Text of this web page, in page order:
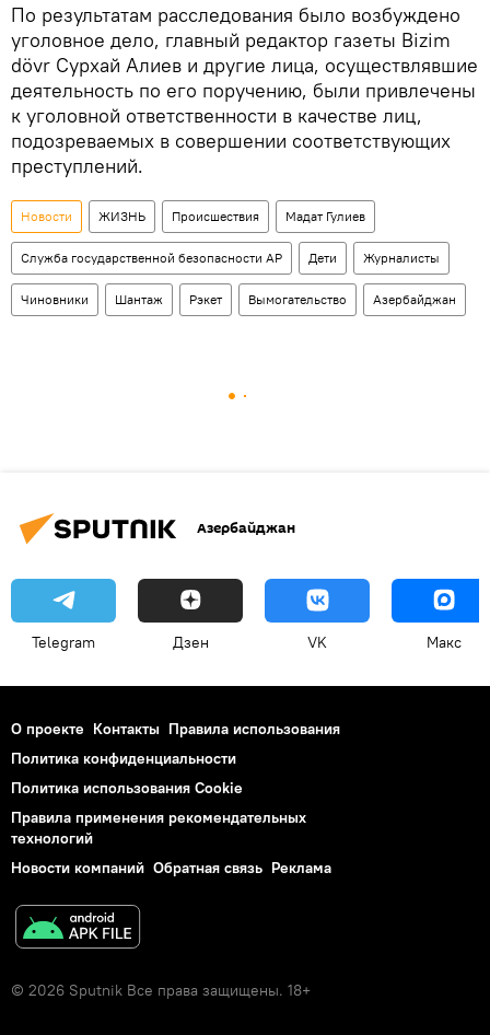
По результатам расследования было возбуждено
уголовное дело, главный редактор газеты Bizim
dövr Сурхай Алиев и другие лица, осуществлявшие
деятельность по его поручению, были привлечены
к уголовной ответственности в качестве лиц,
подозреваемых в совершении соответствующих
преступлений.
Новости ЖИЗНЬ Происшествия Мадат Гулиев
Служба государственной безопасности АР Дети Журналисты
Чиновники Шантаж Рэкет Вымогательство Азербайджан
Азербайджан
Telegram Дзен VK Макс
О проекте Контакты Правила использования
Политика конфиденциальности
Политика использования Cookie
Правила применения рекомендательных
технологий
Новости компаний Обратная связь Реклама
© 2026 Sputnik Все права защищены. 18+